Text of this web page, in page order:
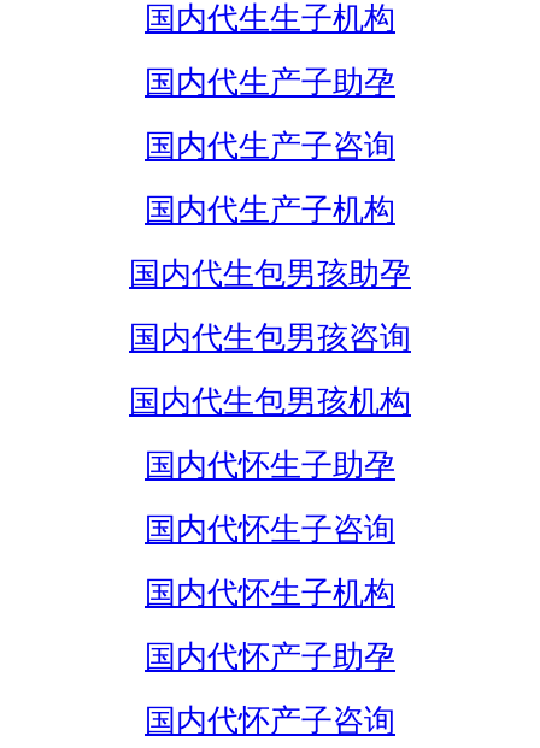
国内代生生子机构
国内代生产子助孕
国内代生产子咨询
国内代生产子机构
国内代生包男孩助孕
国内代生包男孩咨询
国内代生包男孩机构
国内代怀生子助孕
国内代怀生子咨询
国内代怀生子机构
国内代怀产子助孕
国内代怀产子咨询